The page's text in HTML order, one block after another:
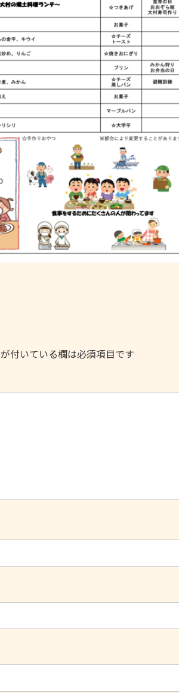
が付いている欄は必須項目です